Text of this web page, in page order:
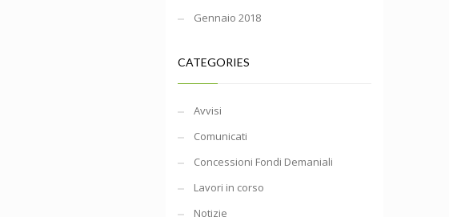
Gennaio 2018
CATEGORIES
Avvisi
Comunicati
Concessioni Fondi Demaniali
Lavori in corso
Notizie